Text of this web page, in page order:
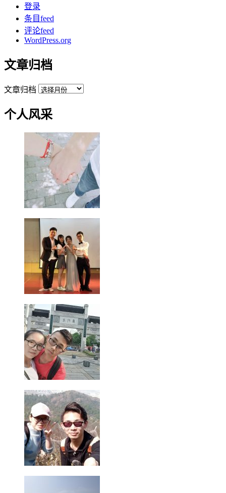
登录
条目feed
评论feed
WordPress.org
文章归档
文章归档
个人风采